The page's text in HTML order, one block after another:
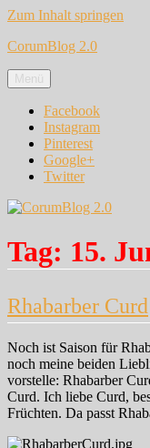
Zum Inhalt springen
CorumBlog 2.0
Menü
Facebook
Instagram
Pinterest
Google+
Twitter
Tag: 15.
Rhabarber Curd
Noch ist Saison für
noch meine beiden
vorstelle: Rhabarber
Curd. Ich liebe Curd,
Früchten. Da passt